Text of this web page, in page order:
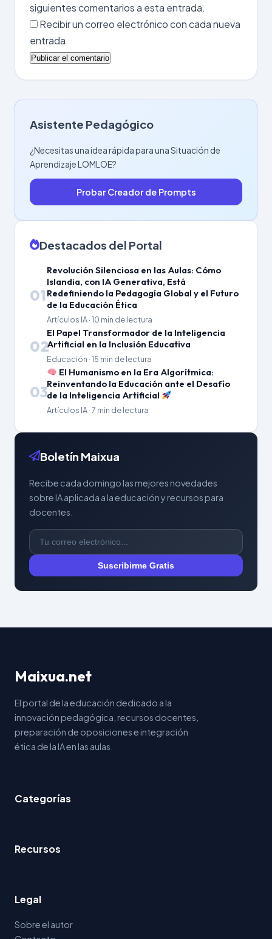
siguientes comentarios a esta entrada.
Recibir un correo electrónico con cada nueva
entrada.
Asistente Pedagógico
¿Necesitas una idea rápida para una Situación de
Aprendizaje LOMLOE?
Probar Creador de Prompts
Destacados del Portal
01
Revolución Silenciosa en las Aulas: Cómo
Islandia, con IA Generativa, Está
Redefiniendo la Pedagogía Global y el Futuro
de la Educación Ética
Artículos IA · 10 min de lectura
02
El Papel Transformador de la Inteligencia
Artificial en la Inclusión Educativa
Educación · 15 min de lectura
03
El Humanismo en la Era Algorítmica:
Reinventando la Educación ante el Desafío
de la Inteligencia Artificial
Artículos IA · 7 min de lectura
Boletín Maixua
Recibe cada domingo las mejores novedades
sobre IA aplicada a la educación y recursos para
docentes.
Suscribirme Gratis
Maixua.net
El portal de la educación dedicado a la
innovación pedagógica, recursos docentes,
preparación de oposiciones e integración
ética de la IA en las aulas.
Categorías
Recursos
Legal
Sobre el autor